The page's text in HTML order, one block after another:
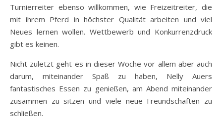
Turnierreiter ebenso willkommen, wie Freizeitreiter, die
mit ihrem Pferd in höchster Qualität arbeiten und viel
Neues lernen wollen. Wettbewerb und Konkurrenzdruck
gibt es keinen.
Nicht zuletzt geht es in dieser Woche vor allem aber auch
darum, miteinander Spaß zu haben, Nelly Auers
fantastisches Essen zu genießen, am Abend miteinander
zusammen zu sitzen und viele neue Freundschaften zu
schließen.